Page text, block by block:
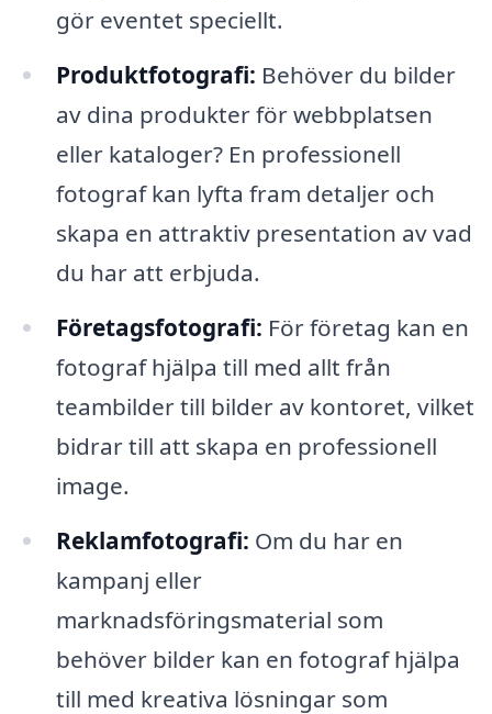
gör eventet speciellt.
Produktfotografi: Behöver du bilder
av dina produkter för webbplatsen
eller kataloger? En professionell
fotograf kan lyfta fram detaljer och
skapa en attraktiv presentation av vad
du har att erbjuda.
Företagsfotografi: För företag kan en
fotograf hjälpa till med allt från
teambilder till bilder av kontoret, vilket
bidrar till att skapa en professionell
image.
Reklamfotografi: Om du har en
kampanj eller
marknadsföringsmaterial som
behöver bilder kan en fotograf hjälpa
till med kreativa lösningar som